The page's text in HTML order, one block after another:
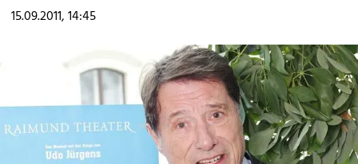
15.09.2011, 14:45